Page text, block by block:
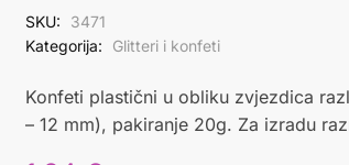
SKU:
3471
Kategorija:
Glitteri i konfeti
Konfeti plastični u obliku zvjezdica
– 12 mm), pakiranje 20g. Za izradu